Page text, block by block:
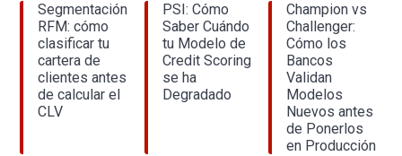
Segmentación
RFM: cómo
clasificar tu
cartera de
clientes antes
de calcular el
CLV
PSI: Cómo
Saber Cuándo
tu Modelo de
Credit Scoring
se ha
Degradado
Champion vs
Challenger:
Cómo los
Bancos
Validan
Modelos
Nuevos antes
de Ponerlos
en Producción